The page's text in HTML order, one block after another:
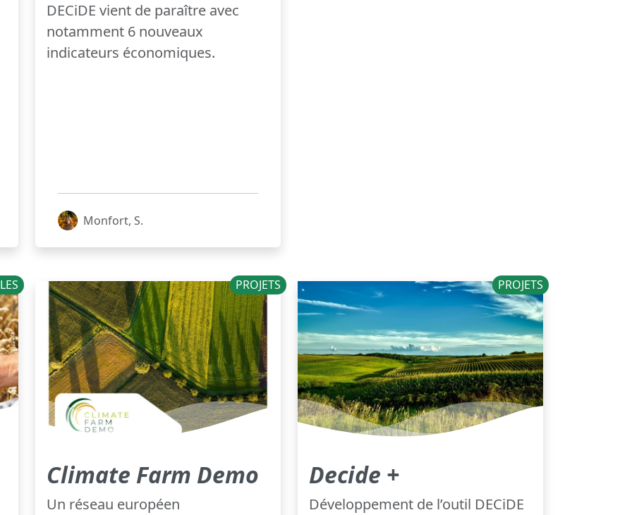
DECiDE vient de paraître avec
notamment 6 nouveaux
indicateurs économiques.
Monfort, S.
PROJETS
Climate Farm Demo
Un réseau européen
PROJETS
Decide +
Développement de l’outil DECiDE